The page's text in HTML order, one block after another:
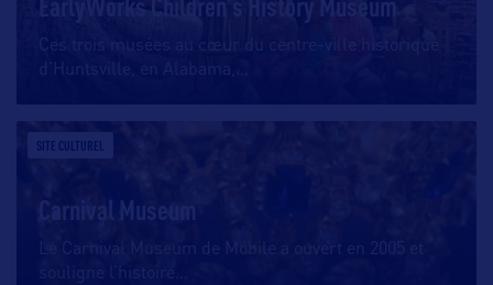
Ces trois musées au cœur du centre-ville historique
d’Huntsville, en Alabama,
SITE CULTUREL
Carnival Museum
Le Carnival Museum de Mobile a ouvert en 2005 et
souligne l’histoire